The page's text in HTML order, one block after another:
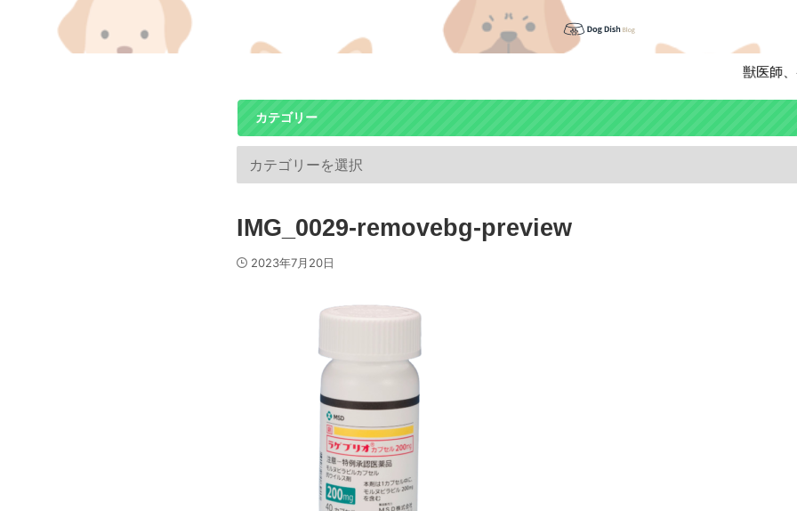
獣医師、ペ
カテゴリー
IMG_0029-removebg-preview
2023年7月20日